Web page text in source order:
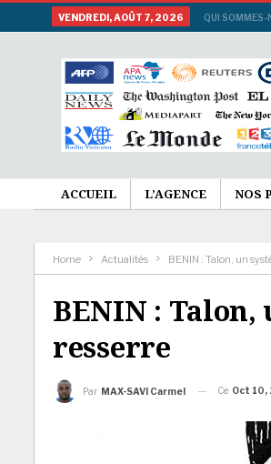
VENDREDI, AOÛT 7, 2026 QUI SOMMES-
ACCUEIL L’AGENCE NOS
Home Actualités BENIN : Talon, un
BENIN : Talon,
resserre
Par MAX-SAVI Carmel Ce Oct 10,